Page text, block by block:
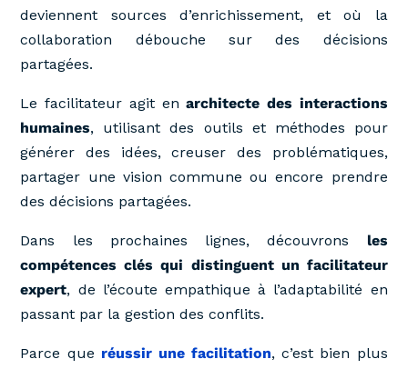
deviennent sources d’enrichissement, et où la
collaboration débouche sur des décisions
partagées.
Le facilitateur agit enarchitecte des interactions
humaines, utilisant des outils et méthodes pour
générer des idées, creuser des problématiques,
partager une vision commune ou encore prendre
des décisions partagées.
Dans les prochaines lignes, découvrons les
compétences clés qui distinguent un facilitateur
expert, de l’écoute empathique à l’adaptabilité en
passant par la gestion des conflits.
Parce que réussir une facilitation, c’est bien plus